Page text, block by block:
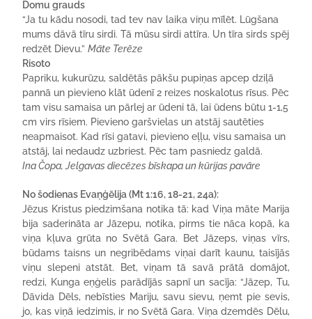
Domu grauds
“Ja tu kādu nosodi, tad tev nav laika viņu mīlēt. Lūgšana
mums dāvā tīru sirdi. Tā mūsu sirdi attīra. Un tīra sirds spēj
redzēt Dievu.”Māte Terēze
Risoto
Papriku, kukurūzu, saldētās pākšu pupiņas apcep dziļā
pannā un pievieno klāt ūdenī 2 reizes noskalotus rīsus. Pēc
tam visu samaisa un pārlej ar ūdeni tā, lai ūdens būtu 1-1,5
cm virs rīsiem. Pievieno garšvielas un atstāj sautēties
neapmaisot. Kad rīsi gatavi, pievieno eļļu, visu samaisa un
atstāj, lai nedaudz uzbriest. Pēc tam pasniedz galdā.
Ina Čopa, Jelgavas diecēzes bīskapa un kūrijas pavāre
No šodienas Evaņģēlija (Mt 1:16, 18-21, 24a):
Jēzus Kristus piedzimšana notika tā: kad Viņa māte Marija
bija saderināta ar Jāzepu, notika, pirms tie nāca kopā, ka
viņa kļuva grūta no Svētā Gara. Bet Jāzeps, viņas vīrs,
būdams taisns un negribēdams viņai darīt kaunu, taisījās
viņu slepeni atstāt. Bet, viņam tā savā prātā domājot,
redzi, Kunga eņģelis parādījās sapnī un sacīja: “Jāzep, Tu,
Dāvida Dēls, nebīsties Mariju, savu sievu, ņemt pie sevis,
jo, kas viņā iedzimis, ir no Svētā Gara. Viņa dzemdēs Dēlu,